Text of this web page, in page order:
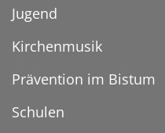
Jugend
Kirchenmusik
Prävention im Bistum
Schulen